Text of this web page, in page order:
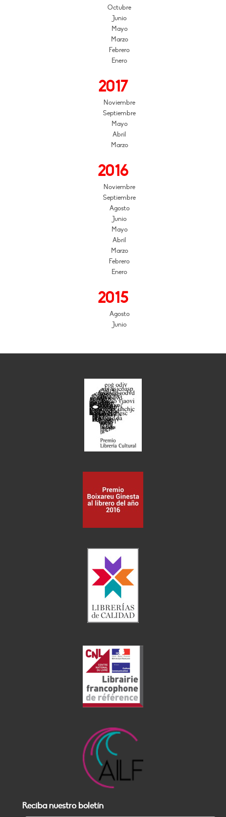
Octubre
Junio
Mayo
Marzo
Febrero
Enero
2017
Noviembre
Septiembre
Mayo
Abril
Marzo
2016
Noviembre
Septiembre
Agosto
Junio
Mayo
Abril
Marzo
Febrero
Enero
2015
Agosto
Junio
Reciba nuestro boletín